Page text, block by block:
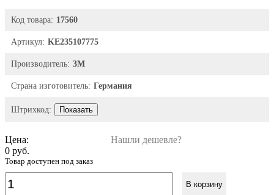
Код товара: 17560
Артикул: KE235107775
Производитель: 3М
Страна изготовитель: Германия
Штрихкод: Показать
Цена:
Нашли дешевле?
0 руб.
Товар доступен под заказ
В корзину